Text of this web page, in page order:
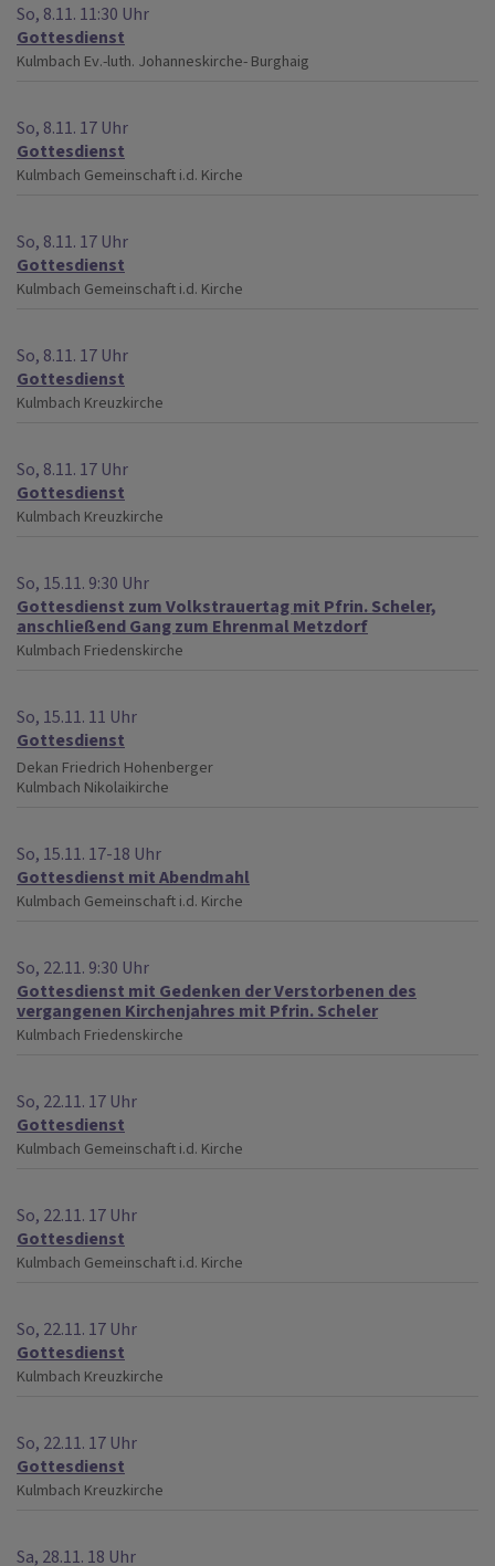
So, 8.11. 11:30 Uhr
Gottesdienst
Kulmbach Ev.-luth. Johanneskirche- Burghaig
So, 8.11. 17 Uhr
Gottesdienst
Kulmbach Gemeinschaft i.d. Kirche
So, 8.11. 17 Uhr
Gottesdienst
Kulmbach Gemeinschaft i.d. Kirche
So, 8.11. 17 Uhr
Gottesdienst
Kulmbach Kreuzkirche
So, 8.11. 17 Uhr
Gottesdienst
Kulmbach Kreuzkirche
So, 15.11. 9:30 Uhr
Gottesdienst zum Volkstrauertag mit Pfrin. Scheler,
anschließend Gang zum Ehrenmal Metzdorf
Kulmbach Friedenskirche
So, 15.11. 11 Uhr
Gottesdienst
Dekan Friedrich Hohenberger
Kulmbach Nikolaikirche
So, 15.11. 17-18 Uhr
Gottesdienst mit Abendmahl
Kulmbach Gemeinschaft i.d. Kirche
So, 22.11. 9:30 Uhr
Gottesdienst mit Gedenken der Verstorbenen des
vergangenen Kirchenjahres mit Pfrin. Scheler
Kulmbach Friedenskirche
So, 22.11. 17 Uhr
Gottesdienst
Kulmbach Gemeinschaft i.d. Kirche
So, 22.11. 17 Uhr
Gottesdienst
Kulmbach Gemeinschaft i.d. Kirche
So, 22.11. 17 Uhr
Gottesdienst
Kulmbach Kreuzkirche
So, 22.11. 17 Uhr
Gottesdienst
Kulmbach Kreuzkirche
Sa, 28.11. 18 Uhr